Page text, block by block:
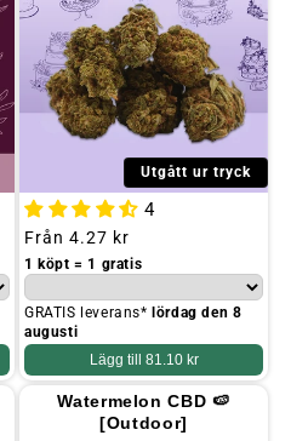
Utgått ur tryck
4
Ordinarie
pris
Från 4.27 kr
1 köpt = 1 gratis
GRATIS leverans* lördag den 8
augusti
Lägg till 81.10 kr
Watermelon CBD 🍉
[Outdoor]